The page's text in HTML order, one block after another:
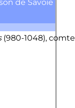
de Savoie
(980-1048), comte